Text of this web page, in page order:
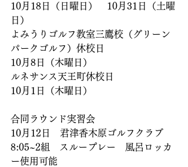
10月18日（日曜日）　10月31日（土曜
日）
よみうりゴルフ教室三鷹校（グリーン
パークゴルフ）休校日
10月8日（木曜日）
ルネサンス天王町休校日
10月1日（木曜日）
合同ラウンド実習会
10月12日　君津香木原ゴルフクラブ
8:05~2組　スループレー　風呂ロッカ
ー使用可能